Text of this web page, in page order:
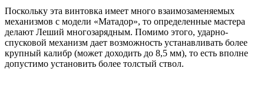
Поскольку эта винтовка имеет много взаимозаменяемых
механизмов с модели «Матадор», то определенные мастера
делают Леший многозарядным. Помимо этого, ударно-
спусковой механизм дает возможность устанавливать более
крупный калибр (может доходить до 8,5 мм), то есть вполне
допустимо установить более толстый ствол.